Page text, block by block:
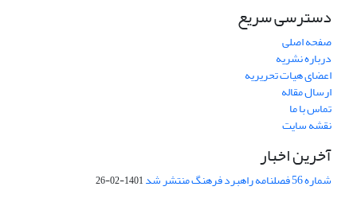
دسترسی سریع
صفحه اصلی
درباره نشریه
اعضای هیات تحریریه
ارسال مقاله
تماس با ما
نقشه سایت
آخرین اخبار
شماره 56 فصلنامه راهبرد فرهنگ منتشر شد 1401-02-26